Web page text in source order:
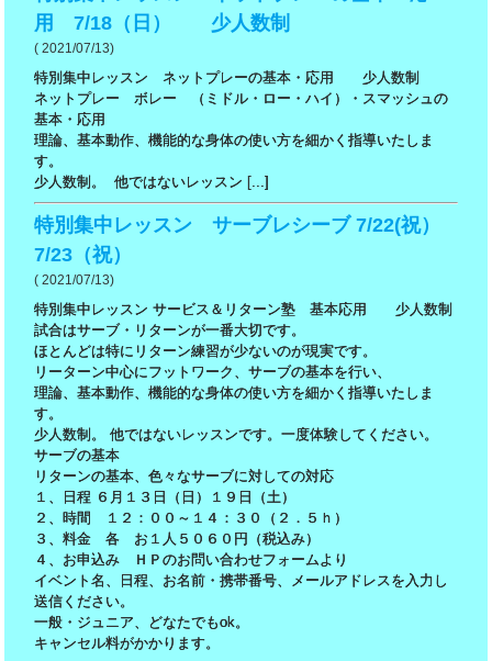
用 7/18（日） 少人数制
( 2021/07/13)
特別集中レッスン ネットプレーの基本・応用 少人数制
ネットプレー ボレー （ミドル・ロー・ハイ）・スマッシュの
基本・応用
理論、基本動作、機能的な身体の使い方を細かく指導いたしま
す。
少人数制。 他ではないレッスン [...]
特別集中レッスン サーブレシーブ 7/22(祝）
7/23（祝）
( 2021/07/13)
特別集中レッスン サービス＆リターン塾 基本応用 少人数制
試合はサーブ・リターンが一番大切です。
ほとんどは特にリターン練習が少ないのが現実です。
リーターン中心にフットワーク、サーブの基本を行い、
理論、基本動作、機能的な身体の使い方を細かく指導いたしま
す。
少人数制。 他ではないレッスンです。一度体験してください。
サーブの基本
リターンの基本、色々なサーブに対しての対応
１、日程 ６月１３日（日）１９日（土）
２、時間 １２：００～１４：３０（２．５ｈ）
３、料金 各 お１人５０６０円（税込み）
４、お申込み ＨＰのお問い合わせフォームより
イベント名、日程、お名前・携帯番号、メールアドレスを入力し
送信ください。
一般・ジュニア、どなたでもok。
キャンセル料がかかります。